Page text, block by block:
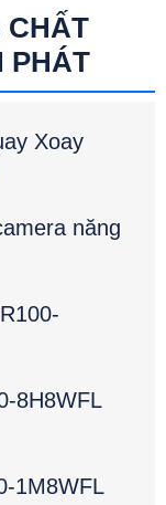
CHẤT
PHÁT
Xoay
năng
8H8WFL
1M8WFL